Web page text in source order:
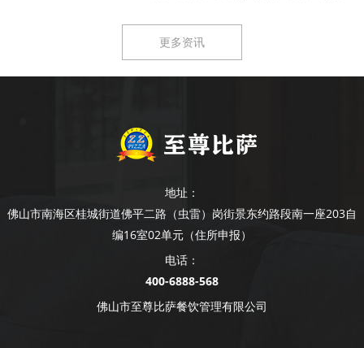
更多资讯
地址：
佛山市南海区桂城街道佛平二路（虫雷）岗街景东约路段南一座203自
编16室02单元（住所申报）
电话：
400-6888-568
佛山市至尊比萨餐饮管理有限公司